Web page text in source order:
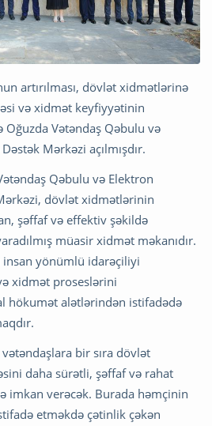
artırılması, dövlət xidmətlərinə
və xidmət keyfiyyətinin
Vətəndaş Qəbulu və
Mərkəzi açılmışdır.
Qəbulu və Elektron
dövlət xidmətlərinin
şəffaf və effektiv şəkildə
müasir xidmət məkanıdır.
insan yönümlü idarəçiliyi
xidmət proseslərini
hökumət alətlərindən istifadədə
bir sıra dövlət
daha sürətli, şəffaf və rahat
imkan verəcək. Burada həmçinin
etməkdə çətinlik çəkən